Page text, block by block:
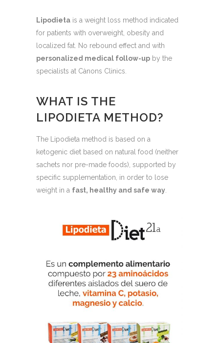
Lipodieta is a weight loss method indicated
for patients with overweight, obesity and
localized fat. No rebound effect and with
personalized medical follow-up by the
specialists at Cànons Clinics.
WHAT IS THE
LIPODIETA METHOD?
The Lipodieta method is based on a
ketogenic diet based on natural food (neither
sachets nor pre-made foods), supported by
specific supplementation, in order to lose
weight in a fast, healthy and safe way